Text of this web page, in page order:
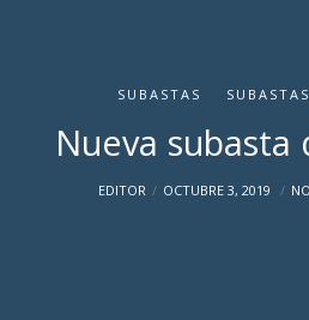
SUBASTAS
Nueva subasta
EDITOR OCTUBRE 3, 2019